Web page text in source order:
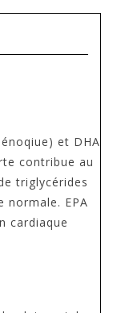
et DHA
contribue au
triglycérides
normale. EPA
cardiaque